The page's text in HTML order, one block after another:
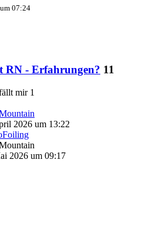
07:24
RN - Erfahrungen? 11
1
2026 um 13:22
2026 um 09:17